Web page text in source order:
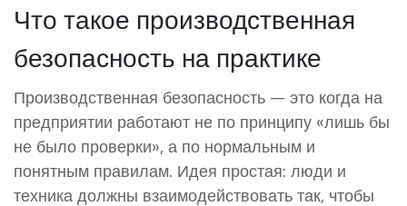
Что такое производственная
безопасность на практике
Производственная безопасность — это когда на
предприятии работают не по принципу «лишь бы
не было проверки», а по нормальным и
понятным правилам. Идея простая: люди и
техника должны взаимодействовать так, чтобы